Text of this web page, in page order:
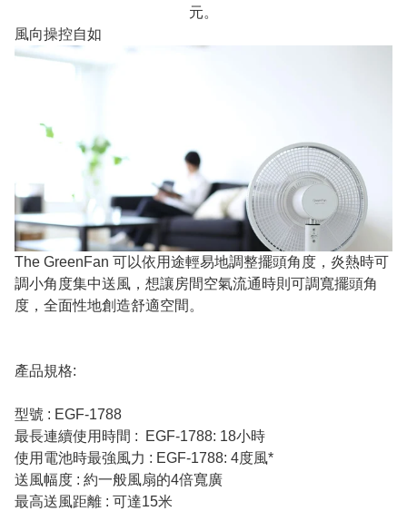
元。
風向操控自如
The GreenFan 可以依用途輕易地調整擺頭角度，炎熱時可
調小角度集中送風，想讓房間空氣流通時則可調寬擺頭角
度，全面性地創造舒適空間。
產品規格:
型號 : EGF-1788
最長連續使用時間 : EGF-1788: 18小時
使用電池時最強風力 : EGF-1788: 4度風*
送風幅度 : 約一般風扇的4倍寬廣
最高送風距離 : 可達15米